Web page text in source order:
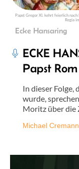
Papst Gregor XI. kehrt feierlich nach
Regia
Ecke Hansaring
ECKE
Papst
In dieser Folge,
wurde,
Moritz über die
Michael Cremann